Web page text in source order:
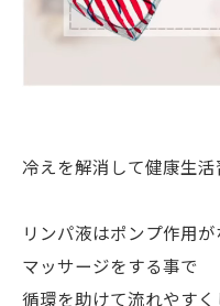
冷えを解消して健康生活
リンパ液はポンプ作用
マッサージをする事で
循環を助けて流れやすく